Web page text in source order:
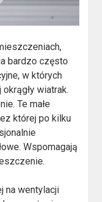
bardzo często
w których
wiatrak.
Te małe
której po kilku
Wspomagają
na wentylacji